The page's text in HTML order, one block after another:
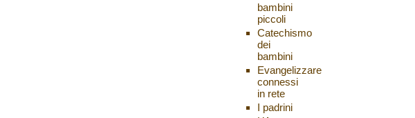
bambini
piccoli
Catechismo
dei
bambini
Evangelizzare
connessi
in rete
I padrini